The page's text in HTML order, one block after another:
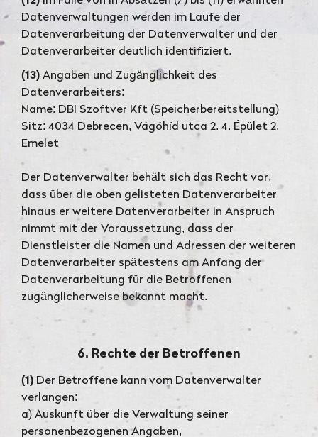
Datenverwaltungen werden im Laufe der
Datenverarbeitung der Datenverwalter und der
Datenverarbeiter deutlich identifiziert.
(13) Angaben und Zugänglichkeit des
Datenverarbeiters:
Name: DBI Szoftver Kft (Speicherbereitstellung)
Sitz: 4034 Debrecen, Vágóhíd utca 2. 4. Épület 2.
Emelet
Der Datenverwalter behält sich das Recht vor,
dass über die oben gelisteten Datenverarbeiter
hinaus er weitere Datenverarbeiter in Anspruch
nimmt mit der Voraussetzung, dass der
Dienstleister die Namen und Adressen der weiteren
Datenverarbeiter spätestens am Anfang der
Datenverarbeitung für die Betroffenen
zugänglicherweise bekannt macht.
6. Rechte der Betroffenen
(1) Der Betroffene kann vom Datenverwalter
verlangen:
a) Auskunft über die Verwaltung seiner
personenbezogenen Angaben,